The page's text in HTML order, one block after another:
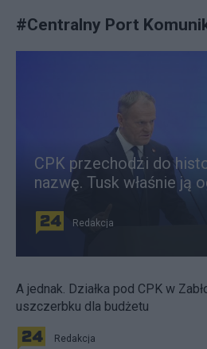
#Centralny Port
CPK przechodzi do
nazwę. Tusk właśnie ją
Redakcja
A jednak. Działka pod CPK w
uszczerbku dla budżetu
Redakcja